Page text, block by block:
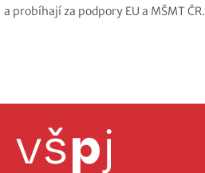
a probíhají za podpory EU a MŠMT ČR.